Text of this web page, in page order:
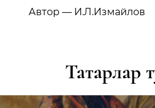
Автор — И.Л.Измайлов
Татарлар